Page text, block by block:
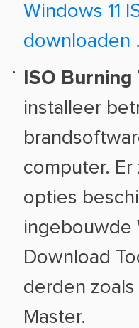
Windows 11
downloaden .
ISO Burning
installeer
computer.
opties
ingebouwde
Download
derden zoals
Master.